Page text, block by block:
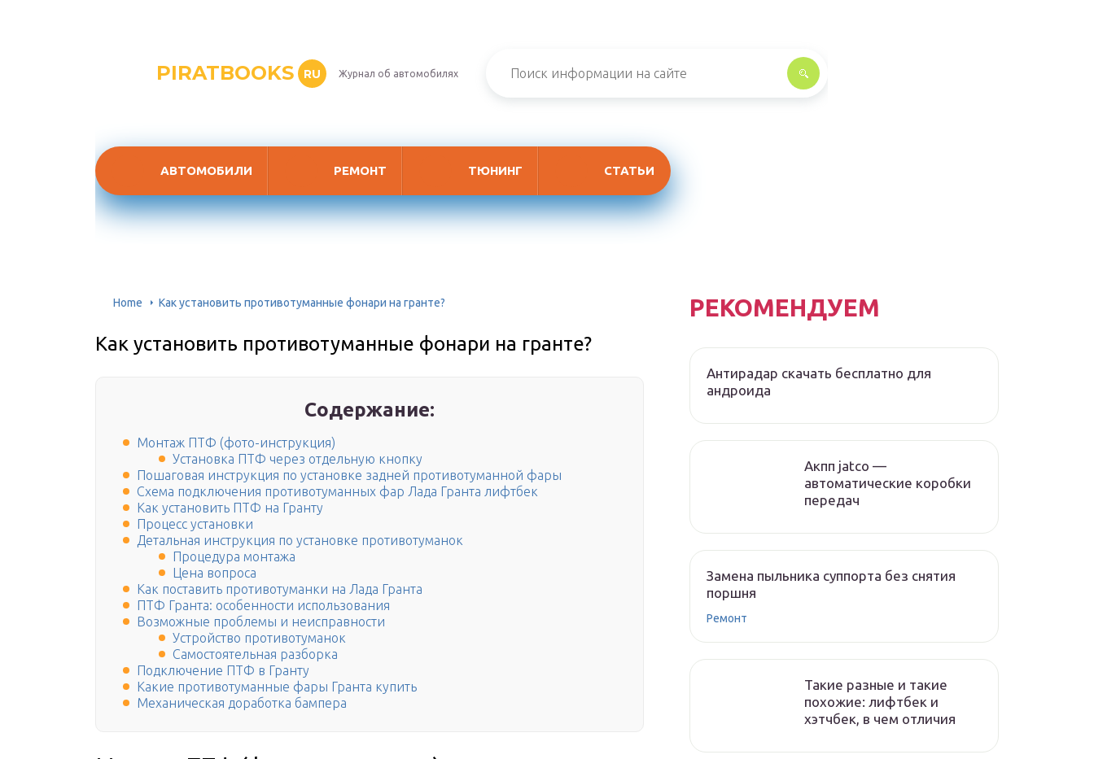
PIRATBOOKS RU Журнал об автомобилях
АВТОМОБИЛИ РЕМОНТ ТЮНИНГ СТАТЬИ
Home Как установить противотуманные фонари на гранте?
Как установить противотуманные фонари на гранте?
Содержание:
Монтаж ПТФ (фото-инструкция)
Установка ПТФ через отдельную кнопку
Пошаговая инструкция по установке задней противотуманной фары
Схема подключения противотуманных фар Лада Гранта лифтбек
Как установить ПТФ на Гранту
Процесс установки
Детальная инструкция по установке противотуманок
Процедура монтажа
Цена вопроса
Как поставить противотуманки на Лада Гранта
ПТФ Гранта: особенности использования
Возможные проблемы и неисправности
Устройство противотуманок
Самостоятельная разборка
Подключение ПТФ в Гранту
Какие противотуманные фары Гранта купить
Механическая доработка бампера
РЕКОМЕНДУЕМ
Антирадар скачать бесплатно для
андроида
Акпп jatco —
автоматические коробки
передач
Замена пыльника суппорта без снятия
поршня
Ремонт
Такие разные и такие
похожие: лифтбек и
хэтчбек, в чем отличия